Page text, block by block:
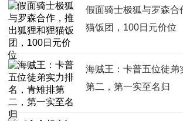
假面骑士极狐与罗森合
猫饭团，100日元价位
海贼王：卡普五位徒弟
第二，第一实至名归